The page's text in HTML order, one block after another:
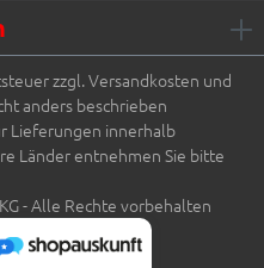
zzgl. Versandkosten und
anders beschrieben
Lieferungen innerhalb
Länder entnehmen Sie bitte
- Alle Rechte vorbehalten